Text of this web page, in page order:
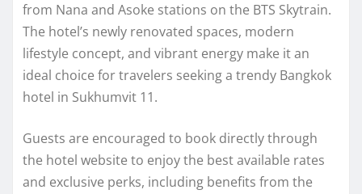
from Nana and Asoke stations on the BTS Skytrain.
The hotel’s newly renovated spaces, modern
lifestyle concept, and vibrant energy make it an
ideal choice for travelers seeking a trendy Bangkok
hotel in Sukhumvit 11.
Guests are encouraged to book directly through
the hotel website to enjoy the best available rates
and exclusive perks, including benefits from the